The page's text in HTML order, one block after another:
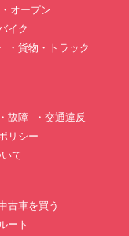
オープン
イク
貨物・トラック
故障
交通違反
リシー
て
古車を買う
ート